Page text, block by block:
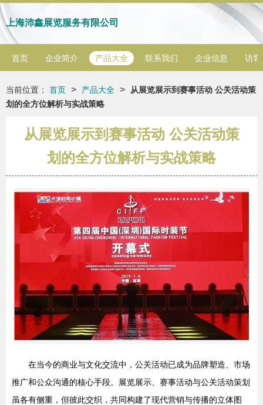
上海沛鑫展览服务有限公司
首页 企业简介 产品大全 联系我们 企业信息 访客
当前位置： 首页 > 产品大全 >
从展览展示到赛事活动 公关活动策
划的全方位解析与实战策略
从展览展示到赛事活动 公关活动策
划的全方位解析与实战策略
在当今的商业与文化交流中，公关活动已成为品牌塑造、市场
推广和公众沟通的核心手段。展览展示、赛事活动与公关活动策划
虽各有侧重，但彼此交织，共同构建了现代营销与传播的立体图